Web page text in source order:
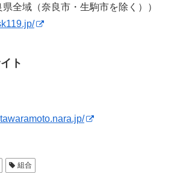
県全域（奈良市・生駒市を除く））
ト
組合